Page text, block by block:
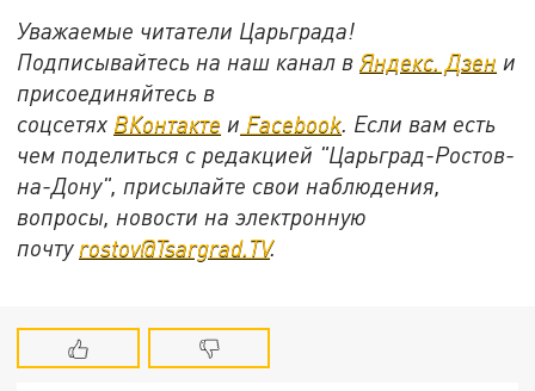
Уважаемые читатели Царьграда!
Подписывайтесь на наш канал вЯндекс. Дзен и
присоединяйтесь в
соцсетях ВКонтакте и Facebook. Если вам есть
чем поделиться с редакцией "Царьград-Ростов-
на-Дону", присылайте свои наблюдения,
вопросы, новости на электронную
почту rostov@Tsargrad.TV.